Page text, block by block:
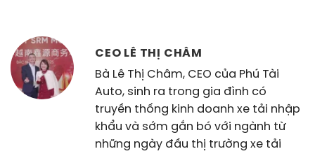
CEO LÊ THỊ CHÂM
Bà Lê Thị Châm, CEO của Phú Tài
Auto, sinh ra trong gia đình có
truyền thống kinh doanh xe tải nhập
khẩu và sớm gắn bó với ngành từ
những ngày đầu thị trường xe tải